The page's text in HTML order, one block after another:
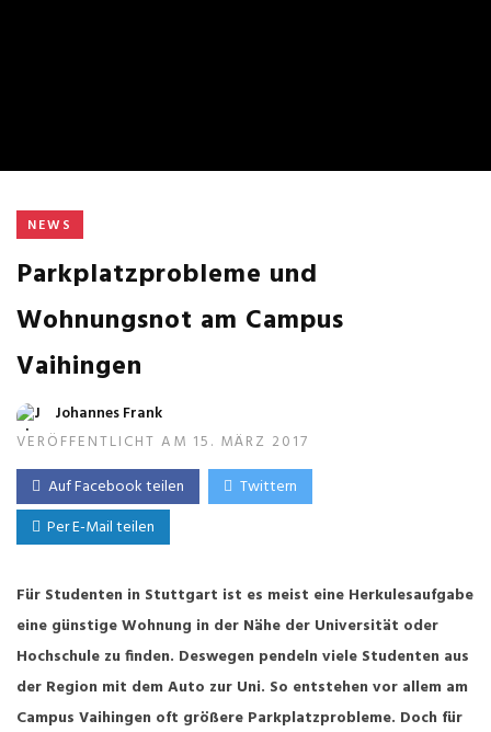
NEWS
Parkplatzprobleme und
Wohnungsnot am Campus
Vaihingen
Johannes Frank
VERÖFFENTLICHT AM 15. MÄRZ 2017
Auf Facebook teilen
Twittern
Per E-Mail teilen
Für Studenten in Stuttgart ist es meist eine Herkulesaufgabe
eine günstige Wohnung in der Nähe der Universität oder
Hochschule zu finden. Deswegen pendeln viele Studenten aus
der Region mit dem Auto zur Uni. So entstehen vor allem am
Campus Vaihingen oft größere Parkplatzprobleme. Doch für